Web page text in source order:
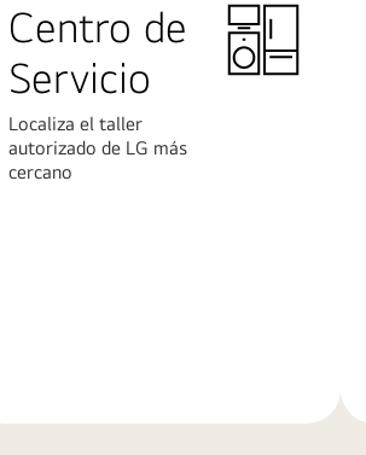
Centro de
Servicio
Localiza el taller
autorizado de LG más
cercano